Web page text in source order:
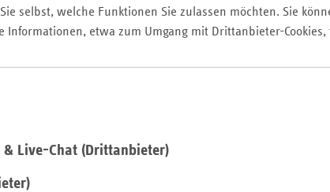
selbst, welche Funktionen Sie zulassen möchten. Sie
Informationen, etwa zum Umgang mit Drittanbieter-
Live-Chat (Drittanbieter)